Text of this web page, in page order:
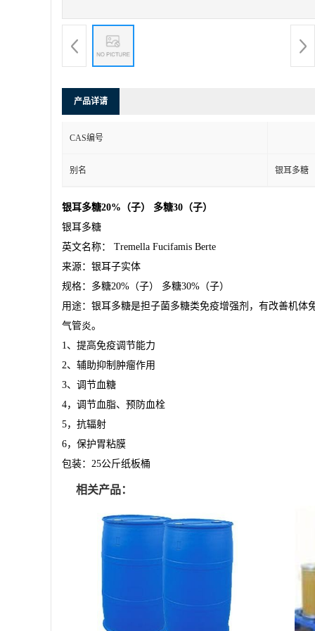
产品详请
CAS编号
别名 银耳多糖
银耳多糖20% （子） 多糖30 （子）
银耳多糖
英文名称：
Tremella Fucifamis Berte
来源：银耳子实体
规格： 多糖20% （子） 多糖30% （子）
用途：银耳多糖是担子菌多糖类免疫增强剂，有改善机
气管炎。
1、提高免疫调节能力
2、辅助抑制肿瘤作用
3、调节血糖
4，调节血脂、预防血栓
5，抗辐射
6，保护胃粘膜
包装： 25公斤纸板桶
相关产品：